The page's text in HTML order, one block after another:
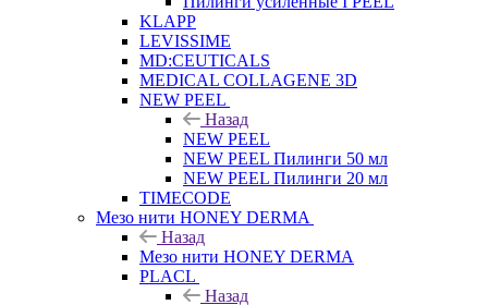
KLAPP
LEVISSIME
MD:CEUTICALS
MEDICAL COLLAGENE 3D
NEW PEEL
Назад
NEW PEEL
NEW PEEL Пилинги 50 мл
NEW PEEL Пилинги 20 мл
TIMECODE
Мезо нити HONEY DERMA
Назад
Мезо нити HONEY DERMA
PLACL
Назад